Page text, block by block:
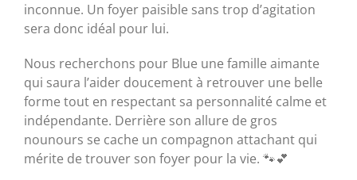
inconnue. Un foyer paisible sans trop d’agitation
sera donc idéal pour lui.
Nous recherchons pour Blue une famille aimante
qui saura l’aider doucement à retrouver une belle
forme tout en respectant sa personnalité calme et
indépendante. Derrière son allure de gros
nounours se cache un compagnon attachant qui
mérite de trouver son foyer pour la vie. 🐾💕